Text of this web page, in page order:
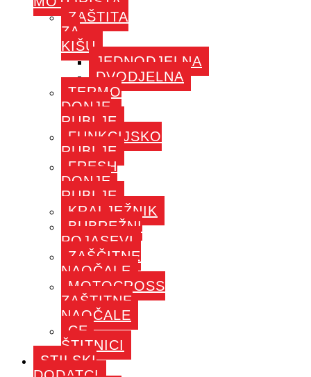
ZAŠTITA
ZA
KIŠU
JEDNODJELNA
DVODJELNA
TERMO
DONJE
RUBLJE
FUNKCIJSKO
RUBLJE
FRESH
DONJE
RUBLJE
KRALJEŽNIK
BUBREŽNI
POJASEVI
ZAŠČITNE
NAOČALE
MOTOCROSS
ZAŠTITNE
NAOČALE
CE-
ŠTITNICI
STILSKI